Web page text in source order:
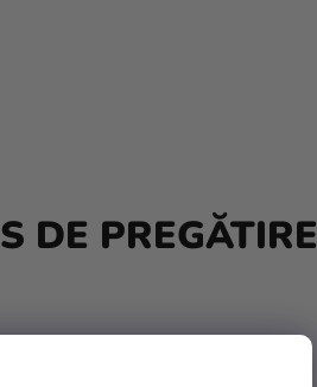
DE